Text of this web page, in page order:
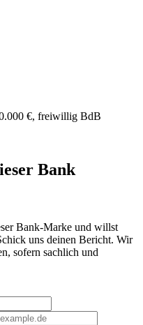
€, freiwillig BdB
Bank
Bank-Marke und willst
uns deinen Bericht. Wir
sofern sachlich und